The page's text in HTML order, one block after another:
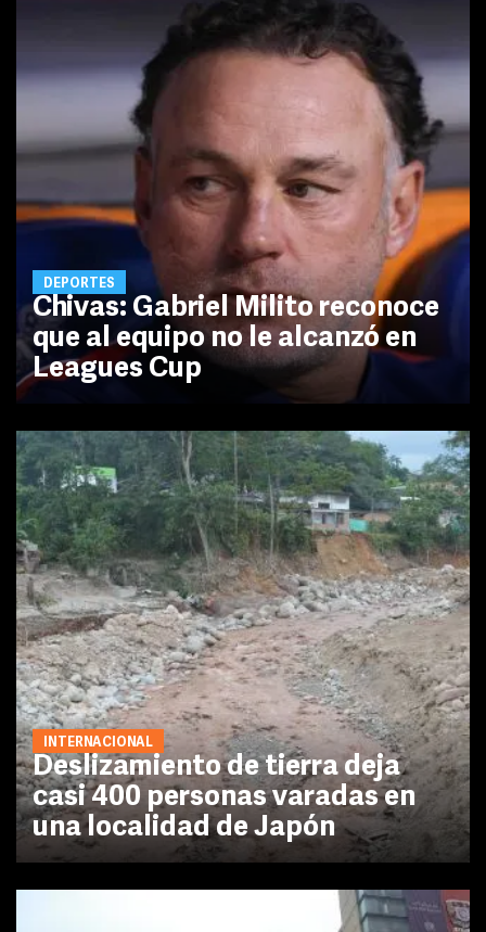
DEPORTES
Chivas: Gabriel Milito reconoce
que al equipo no le alcanzó en
Leagues Cup
INTERNACIONAL
Deslizamiento de tierra deja
casi 400 personas varadas en
una localidad de Japón